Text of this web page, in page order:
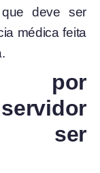
deve ser
médica feita
por
ser